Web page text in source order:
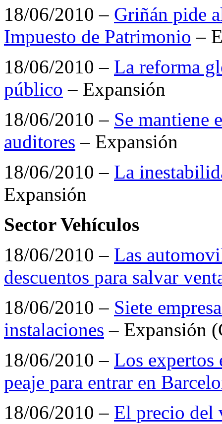
18/06/2010 – Griñán pide
Impuesto de Patrimonio –
18/06/2010 – La reforma
público – Expansión
18/06/2010 – Se mantiene
auditores – Expansión
18/06/2010 – La
Expansión
Sector Vehículos
18/06/2010 – Las
descuentos para salvar
18/06/2010 – Siete
instalaciones – Expansión
18/06/2010 – Los expertos
peaje para entrar en
18/06/2010 – El precio del